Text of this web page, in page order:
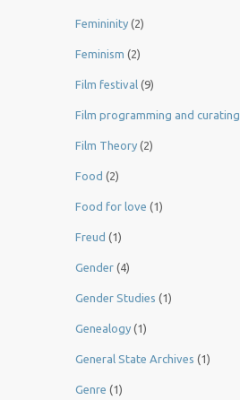
Femininity (2)
Feminism (2)
Film festival (9)
Film programming and curating
Film Theory (2)
Food (2)
Food for love (1)
Freud (1)
Gender (4)
Gender Studies (1)
Genealogy (1)
General State Archives (1)
Genre (1)